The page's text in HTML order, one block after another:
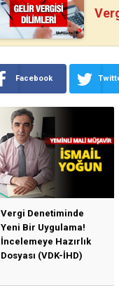
Facebook
Vergi Denetiminde
Yeni Bir Uygulama!
İncelemeye Hazırlık
Dosyası (VDK-İHD)